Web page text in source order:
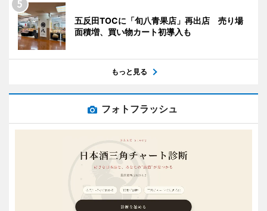
五反田TOCに「旬八青果店」再出店 売り場
面積増、買い物カート初導入も
もっと見る
フォトフラッシュ